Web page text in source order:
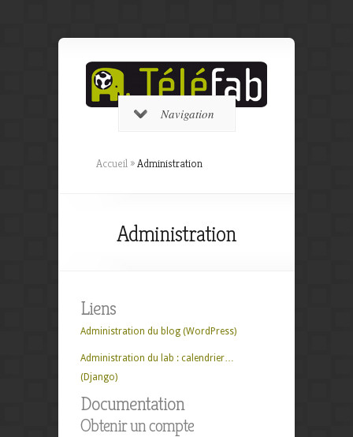
Navigation
Accueil »Administration
Administration
Liens
Administration du blog (WordPress)
Administration du lab : calendrier…
(Django)
Documentation
Obtenir un compte